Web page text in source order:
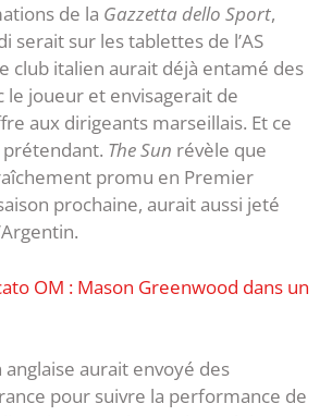
de la Gazzetta dello Sport,
serait sur les tablettes de l’AS
club italien aurait déjà entamé des
le joueur et envisagerait de
aux dirigeants marseillais. Et ce
prétendant. The Sun révèle que
promu en Premier
prochaine, aurait aussi jeté
OM : Mason Greenwood dans un
aurait envoyé des
pour suivre la performance de